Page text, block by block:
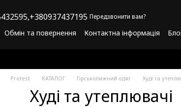
+380937437195 Передзвонити вам?
Обмін та повернення Контактна інформація
Protest КАТАЛОГ Гірськолижний одяг Худі та
Худі та утеплювачі